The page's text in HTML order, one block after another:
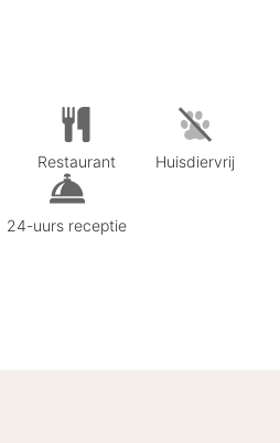
Restaurant Huisdiervrij
24-uurs receptie